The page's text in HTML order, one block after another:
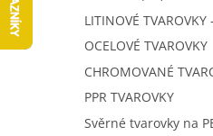
LITINOVÉ
OCELOVÉ TVAROVKY
CHROMOVANÉ
PPR TVAROVKY
Svěrné tvarovky na